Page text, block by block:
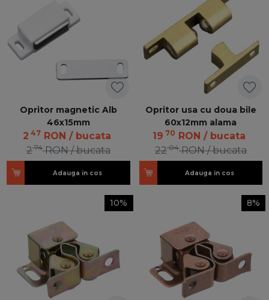
Opritor magnetic Alb
46x15mm
2 47 RON / bucata
274 RON / bucata
Adauga in cos
Opritor usa cu doua bile
60x12mm alama
19 70 RON / bucata
2204 RON / bucata
Adauga in cos
10% 8%